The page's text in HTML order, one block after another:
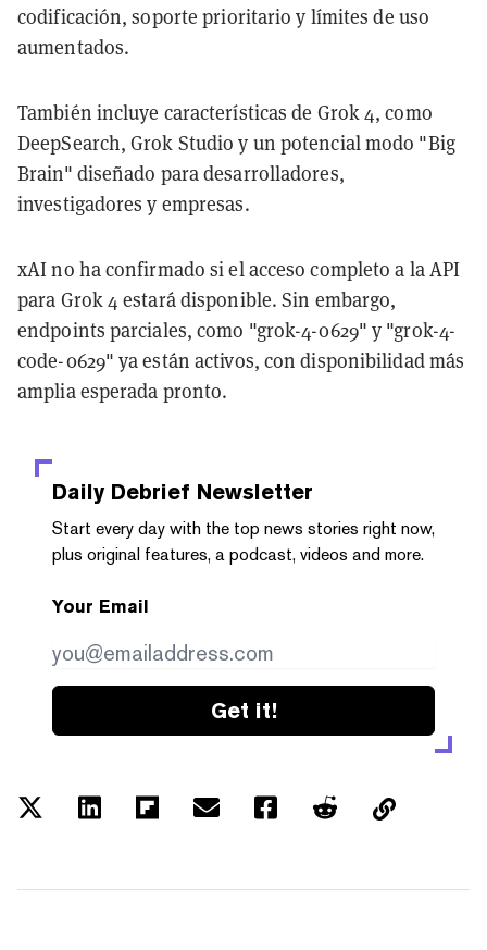
codificación, soporte prioritario y límites de uso
aumentados.
También incluye características de Grok 4, como
DeepSearch, Grok Studio y un potencial modo "Big
Brain" diseñado para desarrolladores,
investigadores y empresas.
xAI no ha confirmado si el acceso completo a la API
para Grok 4 estará disponible. Sin embargo,
endpoints parciales, como "grok-4-0629" y "grok-4-
code-0629" ya están activos, con disponibilidad más
amplia esperada pronto.
Daily Debrief Newsletter
Start every day with the top news stories right now,
plus original features, a podcast, videos and more.
Your Email
Get it!